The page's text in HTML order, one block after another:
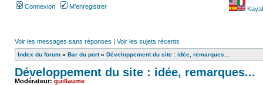
Connexion M’enregistrer
Voir les messages sans réponses | Voir les sujets récents
Index du forum » Bar du port» Développement du site : idée, remarques...
Développement du site : idée, remarques...
Modérateur:guillaume